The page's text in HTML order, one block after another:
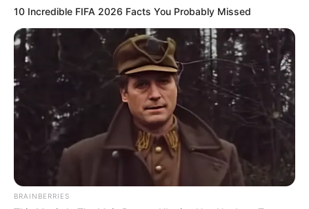
10 Incredible FIFA 2026 Facts You Probably Missed
BRAINBERRIES